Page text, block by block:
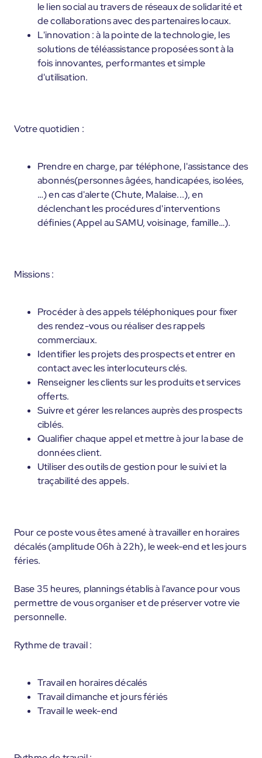
le lien social au travers de réseaux de solidarité et
de collaborations avec des partenaires locaux.
L'innovation : à la pointe de la technologie, les
solutions de téléassistance proposées sont à la
fois innovantes, performantes et simple
d'utilisation.
Votre quotidien :
Prendre en charge, par téléphone, l'assistance des
abonnés(personnes âgées, handicapées, isolées,
…) en cas d'alerte (Chute, Malaise...), en
déclenchant les procédures d'interventions
définies (Appel au SAMU, voisinage, famille…).
Missions :
Procéder à des appels téléphoniques pour fixer
des rendez-vous ou réaliser des rappels
commerciaux.
Identifier les projets des prospects et entrer en
contact avec les interlocuteurs clés.
Renseigner les clients sur les produits et services
offerts.
Suivre et gérer les relances auprès des prospects
ciblés.
Qualifier chaque appel et mettre à jour la base de
données client.
Utiliser des outils de gestion pour le suivi et la
traçabilité des appels.
Pour ce poste vous êtes amené à travailler en horaires
décalés (amplitude 06h à 22h), le week-end et les jours
féries.
Base 35 heures, plannings établis à l'avance pour vous
permettre de vous organiser et de préserver votre vie
personnelle.
Rythme de travail :
Travail en horaires décalés
Travail dimanche et jours fériés
Travail le week-end